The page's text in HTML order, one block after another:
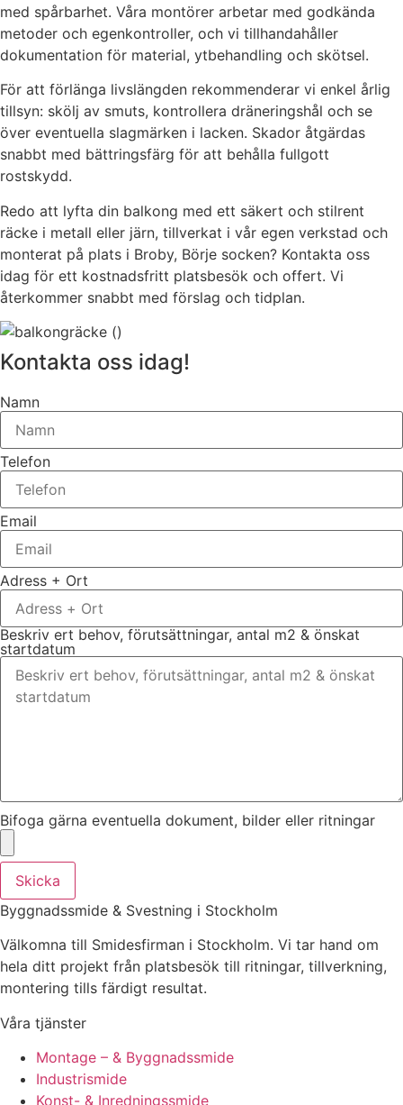
med spårbarhet. Våra montörer arbetar med godkända
metoder och egenkontroller, och vi tillhandahåller
dokumentation för material, ytbehandling och skötsel.
För att förlänga livslängden rekommenderar vi enkel årlig
tillsyn: skölj av smuts, kontrollera dräneringshål och se
över eventuella slagmärken i lacken. Skador åtgärdas
snabbt med bättringsfärg för att behålla fullgott
rostskydd.
Redo att lyfta din balkong med ett säkert och stilrent
räcke i metall eller järn, tillverkat i vår egen verkstad och
monterat på plats i Broby, Börje socken? Kontakta oss
idag för ett kostnadsfritt platsbesök och offert. Vi
återkommer snabbt med förslag och tidplan.
Kontakta oss idag!
Namn
Telefon
Email
Adress + Ort
Beskriv ert behov, förutsättningar, antal m2 & önskat
startdatum
Bifoga gärna eventuella dokument, bilder eller ritningar
Skicka
Byggnadssmide & Svestning i Stockholm
Välkomna till Smidesfirman i Stockholm. Vi tar hand om
hela ditt projekt från platsbesök till ritningar, tillverkning,
montering tills färdigt resultat.
Våra tjänster
Montage – & Byggnadssmide
Industrismide
Konst- & Inredningssmide